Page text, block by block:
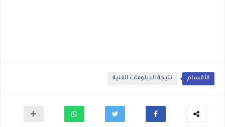
الأقسام نتيجة الدبلومات الفنية